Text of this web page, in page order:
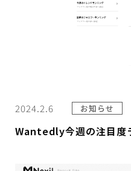
2024.2.6 お知らせ
Wantedly今週の注目度